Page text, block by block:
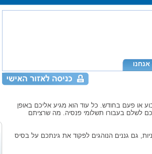
אנחנו
או פעם בחודש. כל עוד הוא מגיע אליכם באופן
לשלם בעבורו תשלומי פנסיה. מה שרציתם
גם גננים הנוהגים לפקוד את גינתכם על בסיס